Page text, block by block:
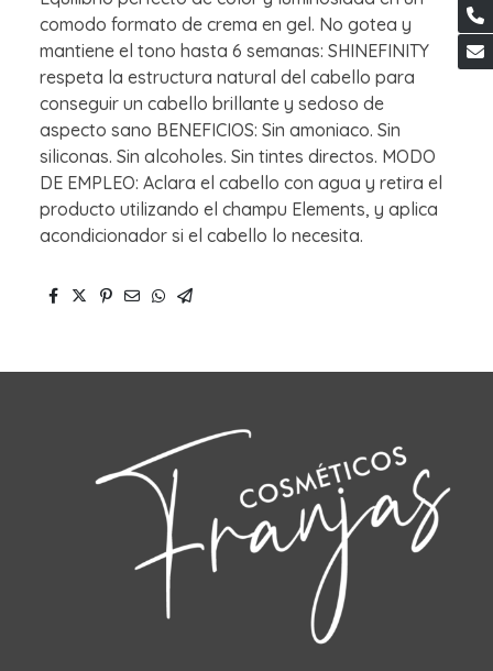
comodo formato de crema en gel. No gotea y
mantiene el tono hasta 6 semanas: SHINEFINITY
respeta la estructura natural del cabello para
conseguir un cabello brillante y sedoso de
aspecto sano BENEFICIOS: Sin amoniaco. Sin
siliconas. Sin alcoholes. Sin tintes directos. MODO
DE EMPLEO: Aclara el cabello con agua y retira el
producto utilizando el champu Elements, y aplica
acondicionador si el cabello lo necesita.